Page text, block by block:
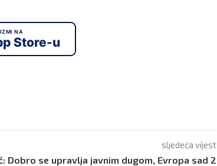
NA
Store-u
sljedeća vijest
Dobro se upravlja javnim dugom, Evropa sad 2